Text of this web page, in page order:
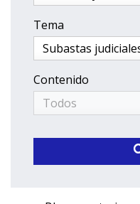
Tema
Contenido